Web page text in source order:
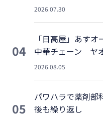
2026.07.30
04
「日高屋」あす
中華チェーン ヤ
2026.08.05
05
パワハラで薬剤
後も繰り返し